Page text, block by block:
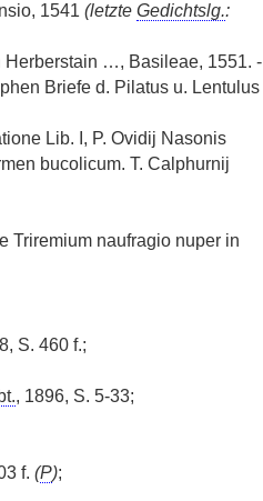
1541 (letzte Gedichtslg.:
Herberstain …, Basileae, 1551. -
Briefe d. Pilatus u. Lentulus
Lib. I, P. Ovidij Nasonis
bucolicum. T. Calphurnij
Triremium naufragio nuper in
S. 460 f.;
, 1896, S. 5-33;
f. (P);